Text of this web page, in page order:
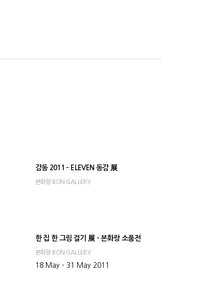
감동 2011 - ELEVEN 동감 展
본화랑 BON GALLERY
한 집 한 그림 걸기 展 - 본화랑 소품전
본화랑 BON GALLERY
18 May - 31 May 2011